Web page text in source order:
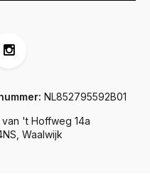
't Hoffweg 14a
Waalwijk
NL852795592B01